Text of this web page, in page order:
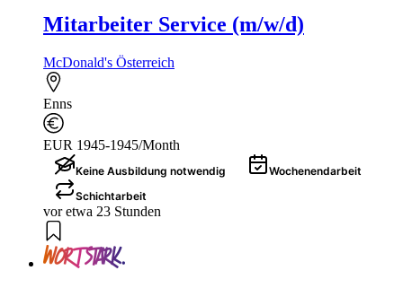
Mitarbeiter Service (m/w/d)
McDonald's Österreich
Enns
EUR 1945-1945/Month
Keine Ausbildung notwendig
Wochenendarbeit
Schichtarbeit
vor etwa 23 Stunden